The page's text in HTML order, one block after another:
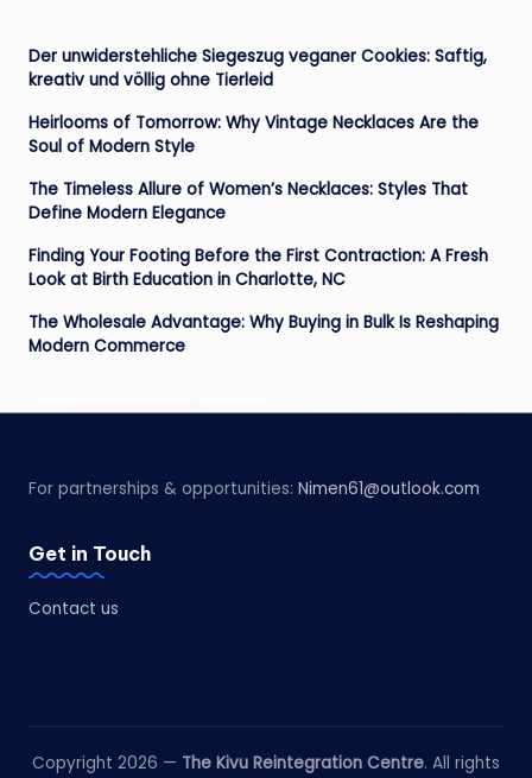
Der unwiderstehliche Siegeszug veganer Cookies: Saftig,
kreativ und völlig ohne Tierleid
Heirlooms of Tomorrow: Why Vintage Necklaces Are the
Soul of Modern Style
The Timeless Allure of Women’s Necklaces: Styles That
Define Modern Elegance
Finding Your Footing Before the First Contraction: A Fresh
Look at Birth Education in Charlotte, NC
The Wholesale Advantage: Why Buying in Bulk Is Reshaping
Modern Commerce
For partnerships & opportunities: Nimen61@outlook.com
Get in Touch
Contact us
Copyright 2026 — The Kivu Reintegration Centre. All rights